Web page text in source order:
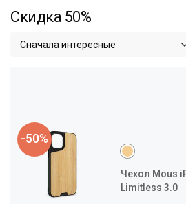
Скидка 50%
Сначала интересные
-50%
Чехол Mous
Limitless 3.0